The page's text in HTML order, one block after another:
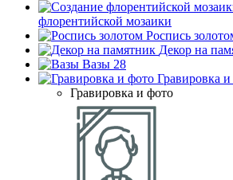
флорентийской мозаики
Роспись
Декор на
Вазы 28
Гравировка
Гравировка и фото